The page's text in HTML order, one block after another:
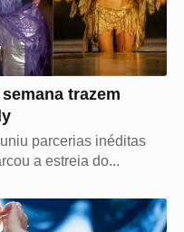
trazem
parcerias inéditas
a estreia do...